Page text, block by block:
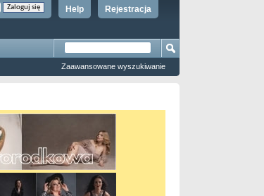
Rejestracja
Help
Zaawansowane wyszukiwanie